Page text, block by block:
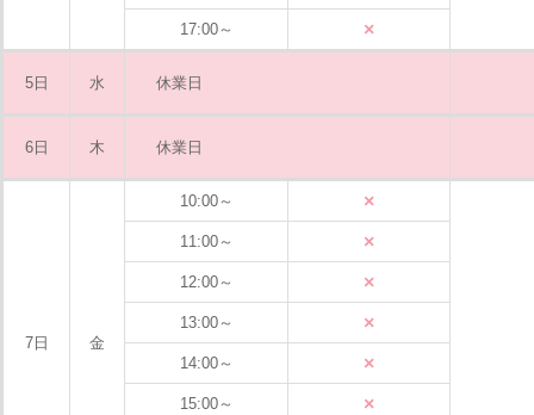
17:00～ ×
5日 水 休業日
6日 木 休業日
7日 金
10:00～ ×
11:00～ ×
12:00～ ×
13:00～ ×
14:00～ ×
15:00～ ×